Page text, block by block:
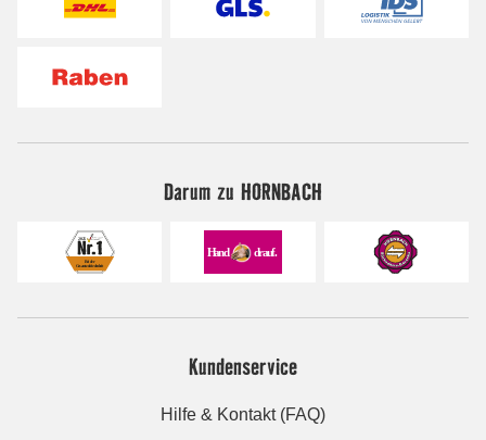
Darum zu HORNBACH
Kundenservice
Hilfe & Kontakt (FAQ)